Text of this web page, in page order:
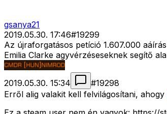
gsanya21
2019.05.30. 17:46#19299
Az újraforgatásos petíció 1.607.000
Emilia Clarke agyvérzéseseknek segítő
2019.05.30. 15:34 #19298
Erről alig valakit kell felvilágosítani, ahogy